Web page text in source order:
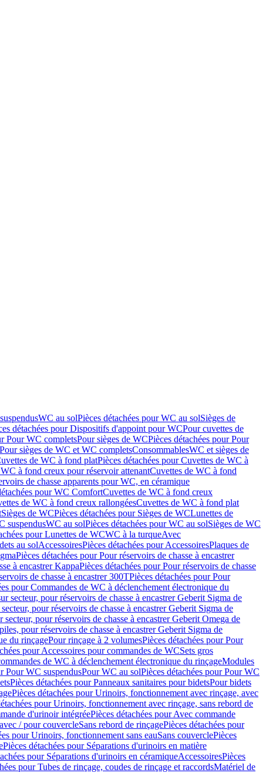
WC au solPièces détachées pour WC au solSièges de
détachées pour Dispositifs d'appoint pour WCPour cuvettes de
Pour WC completsPour sièges de WCPièces détachées pour Pour
Pour sièges de WC et WC completsConsommablesWC et sièges de
de WC à fond platPièces détachées pour Cuvettes de WC à
à fond creux pour réservoir attenantCuvettes de WC à fond
de chasse apparents pour WC, en céramique
pour WC ComfortCuvettes de WC à fond creux
de WC à fond creux rallongéesCuvettes de WC à fond plat
Sièges de WCPièces détachées pour Sièges de WCLunettes de
suspendusWC au solPièces détachées pour WC au solSièges de WC
pour Lunettes de WCWC à la turqueAvec
au solAccessoiresPièces détachées pour AccessoiresPlaques de
Pièces détachées pour Pour réservoirs de chasse à encastrer
à encastrer KappaPièces détachées pour Pour réservoirs de chasse
de chasse à encastrer 300TPièces détachées pour Pour
pour Commandes de WC à déclenchement électronique du
secteur, pour réservoirs de chasse à encastrer Geberit Sigma de
pour réservoirs de chasse à encastrer Geberit Sigma de
pour réservoirs de chasse à encastrer Geberit Omega de
pour réservoirs de chasse à encastrer Geberit Sigma de
du rinçagePour rinçage à 2 volumesPièces détachées pour Pour
pour Accessoires pour commandes de WCSets gros
de WC à déclenchement électronique du rinçageModules
Pour WC suspendusPour WC au solPièces détachées pour Pour WC
Pièces détachées pour Panneaux sanitaires pour bidetsPour bidets
Pièces détachées pour Urinoirs, fonctionnement avec rinçage, avec
pour Urinoirs, fonctionnement avec rinçage, sans rebord de
d'urinoir intégréePièces détachées pour Avec commande
/ pour couvercleSans rebord de rinçagePièces détachées pour
pour Urinoirs, fonctionnement sans eauSans couverclePièces
Pièces détachées pour Séparations d'urinoirs en matière
pour Séparations d'urinoirs en céramiqueAccessoiresPièces
pour Tubes de rinçage, coudes de rinçage et raccordsMatériel de